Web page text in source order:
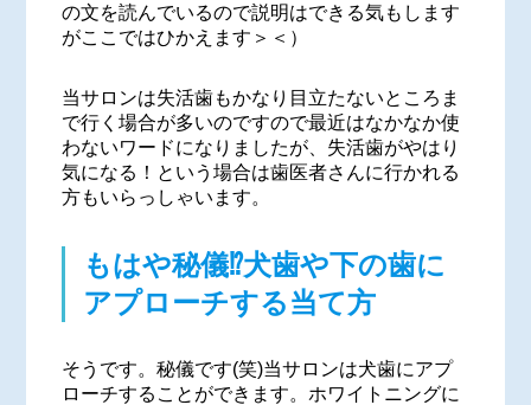
の文を読んでいるので説明はできる気もします
がここではひかえます＞＜）
当サロンは失活歯もかなり目立たないところま
で行く場合が多いのですので最近はなかなか使
わないワードになりましたが、失活歯がやはり
気になる！という場合は歯医者さんに行かれる
方もいらっしゃいます。
もはや秘儀⁉犬歯や下の歯に
アプローチする当て方
そうです。秘儀です(笑)当サロンは犬歯にアプ
ローチすることができます。ホワイトニングに